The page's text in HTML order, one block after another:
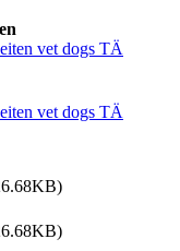
vet dogs TÄ
vet dogs TÄ